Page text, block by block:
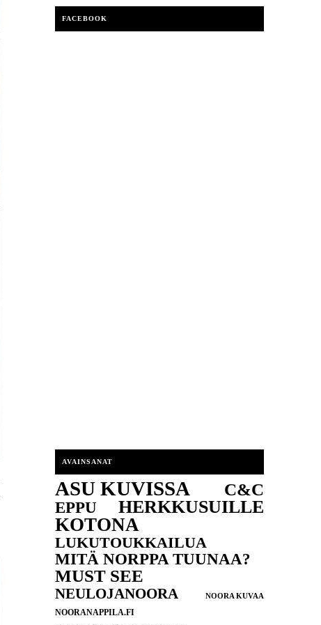
FACEBOOK
AVAINSANAT
ASU KUVISSA C&C
EPPU HERKKUSUILLE
KOTONA
LUKUTOUKKAILUA
MITÄ NORPPA TUUNAA?
MUST SEE
NEULOJANOORA NOORA KUVAA
NOORANAPPILA.FI